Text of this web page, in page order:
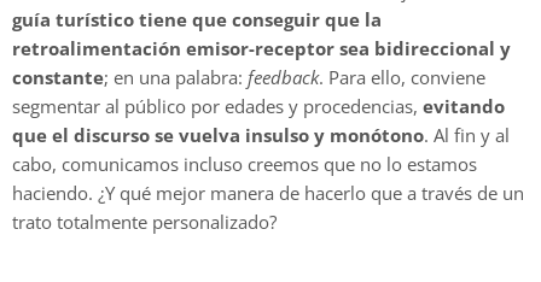
guía turístico tiene que conseguir que la
retroalimentación emisor-receptor sea bidireccional y
constante; en una palabra: feedback. Para ello, conviene
segmentar al público por edades y procedencias, evitando
que el discurso se vuelva insulso y monótono. Al fin y al
cabo, comunicamos incluso creemos que no lo estamos
haciendo. ¿Y qué mejor manera de hacerlo que a través de un
trato totalmente personalizado?